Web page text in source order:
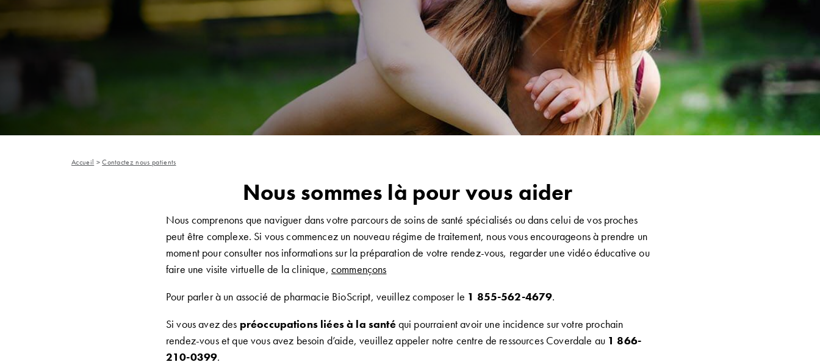
Accueil >Contactez nous patients
Nous sommes là pour vous aider
Nous comprenons que naviguer dans votre parcours de soins de santé spécialisés ou dans celui de vos proches
peut être complexe. Si vous commencez un nouveau régime de traitement, nous vous encourageons à prendre un
moment pour consulter nos informations sur la préparation de votre rendez-vous, regarder une vidéo éducative ou
faire une visite virtuelle de la clinique, commençons
Pour parler à un associé de pharmacie BioScript, veuillez composer le 1 855-562-4679.
Si vous avez des préoccupations liées à la santéqui pourraient avoir une incidence sur votre prochain
rendez-vous et que vous avez besoin d’aide, veuillez appeler notre centre de ressources Coverdale au 1 866-
210-0399.